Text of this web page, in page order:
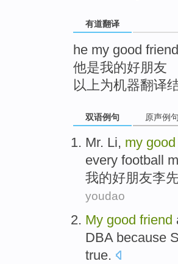
有道翻译
he my good friend
他是我的好朋友
以上为机器翻译
双语例句 原声例句
Mr. Li, my good
every football
我的好朋友李
youdao
My good friend
DBA because
true.